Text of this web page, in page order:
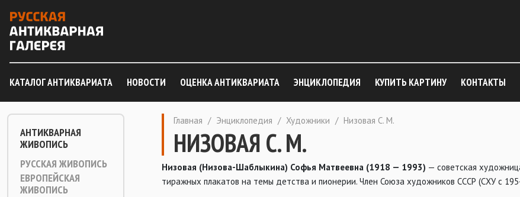
КАТАЛОГ АНТИКВАРИАТА НОВОСТИ ОЦЕНКА АНТИКВАРИАТА ЭНЦИКЛОПЕДИЯ КУПИТЬ КАРТИНУ КОНТАКТЫ
АНТИКВАРНАЯ
ЖИВОПИСЬ
РУССКАЯ ЖИВОПИСЬ
ЕВРОПЕЙСКАЯ
ЖИВОПИСЬ
Главная / Энциклопедия / Художники / Низовая С. М.
НИЗОВАЯ С. М.
Низовая (Низова-Шаблыкина) Софья Матвеевна (1918 — 1993) — советская
тиражных плакатов на темы детства и пионерии. Член Союза художников СССР (СХУ с